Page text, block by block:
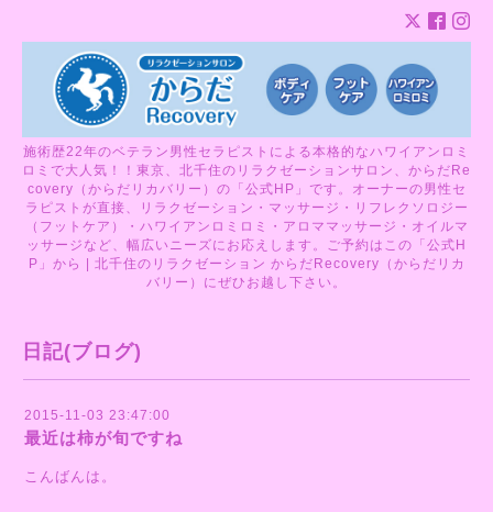
施術歴22年のベテラン男性セラピストによる本格的なハワイアンロミ
ロミで大人気！！東京、北千住のリラクゼーションサロン、からだRe
covery（からだリカバリー）の「公式HP」です。オーナーの男性セ
ラピストが直接、リラクゼーション・マッサージ・リフレクソロジー
（フットケア）・ハワイアンロミロミ・アロママッサージ・オイルマ
ッサージなど、幅広いニーズにお応えします。ご予約はこの「公式H
P」から | 北千住のリラクゼーション からだRecovery（からだリカ
バリー）にぜひお越し下さい。
日記(ブログ)
2015-11-03 23:47:00
最近は柿が旬ですね
こんばんは。